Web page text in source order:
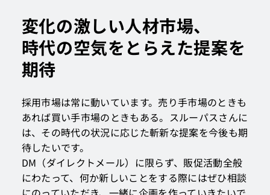
変化の激しい人材市場、
時代の空気をとらえた提案を
期待
採用市場は常に動いています。売り手市場のときも
あれば買い手市場のときもある。スルーパスさんに
は、その時代の状況に応じた斬新な提案を今後も期
待したいです。
DM（ダイレクトメール）に限らず、販促活動全般
にわたって、何か新しいことをする際にはぜひ相談